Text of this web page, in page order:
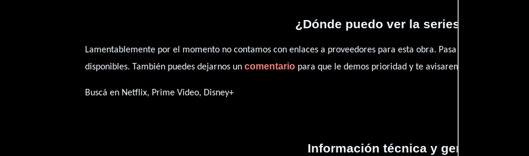
¿Dónde puedo ver la series Pilot?
Lamentablemente por el momento no contamos con enlaces a proveedores para esta obra. Pasa por nuestro
disponibles. También puedes dejarnos uncomentario para que le demos prioridad y te avisaremos cuando se
Buscá en Netflix, Prime Video, Disney+
Información técnica y general